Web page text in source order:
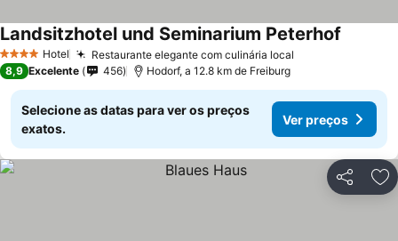
4 EstrelasHotel Restaurante elegante com culinária local
Landsitzhotel und Seminarium Peterhof
8,9 Excelente 456 Hodorf, a 12.8 km de Freiburg
Selecione as datas para ver os preços
exatos.
Ver preços
Partilhar